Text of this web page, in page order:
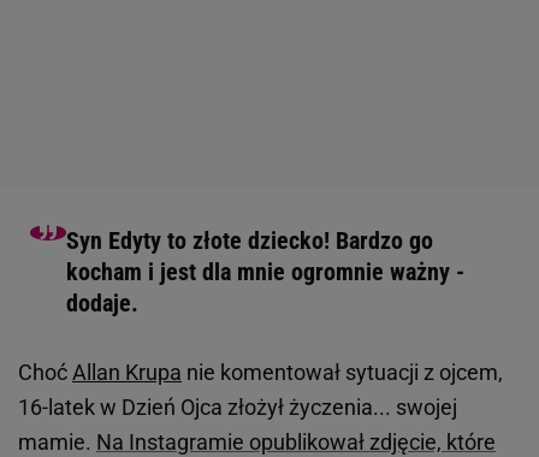
Syn Edyty to złote dziecko! Bardzo go
kocham i jest dla mnie ogromnie ważny -
dodaje.
ChoćAllan Krupa nie komentował sytuacji z ojcem,
16-latek w Dzień Ojca złożył życzenia... swojej
mamie. Na Instagramie opublikował zdjęcie, które